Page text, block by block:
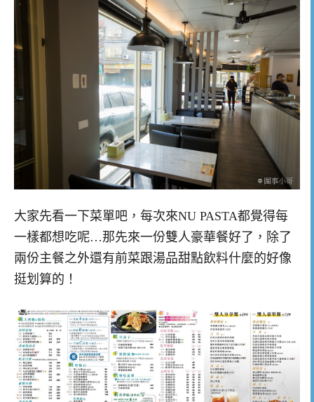
大家先看一下菜單吧，每次來NU PASTA都覺得每
一樣都想吃呢…那先來一份雙人豪華餐好了，除了
兩份主餐之外還有前菜跟湯品甜點飲料什麼的好像
挺划算的！